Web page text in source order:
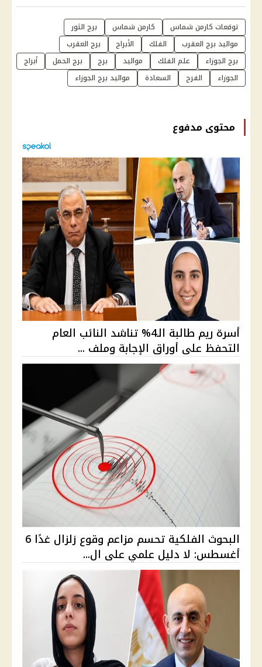
توقعات كارمن شماس كارمن شماس
برج الثور
مواليد برج العقرب
الفلك الأبراج
برج العقرب
برج الجوزاء
علم الفلك مواليد برج برج الحمل
أبراج
الجوزاء
الفرح السعادة مواليد برج الجوزاء
محتوى مدفوع
أسرة ريم طالبة الـ4% تناشد النائب العام
التحفظ على أوراق الإجابة وملف ...
البحوث الفلكية تحسم مزاعم وقوع زلزال غدًا 6
أغسطس: لا دليل علمي على ال...